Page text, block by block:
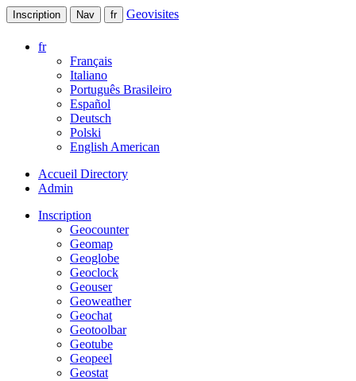
Inscription Nav fr Geovisites
fr
Français
Italiano
Português Brasileiro
Español
Deutsch
Polski
English American
Accueil Directory
Admin
Inscription
Geocounter
Geomap
Geoglobe
Geoclock
Geouser
Geoweather
Geochat
Geotoolbar
Geotube
Geopeel
Geostat